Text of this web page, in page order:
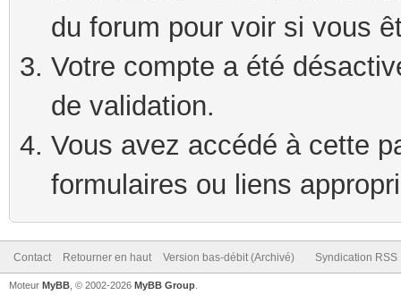
du forum pour voir si vous
Votre compte a été
de validation.
Vous avez accédé à cette
formulaires ou liens
Contact Retourner en haut Version bas-débit (Archivé) Syndication RSS
Moteur MyBB , © 2002-2026 MyBB Group